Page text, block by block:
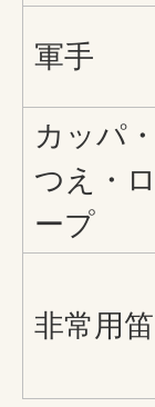
軍手
カッパ・
つえ・ロ
ープ
非常用笛